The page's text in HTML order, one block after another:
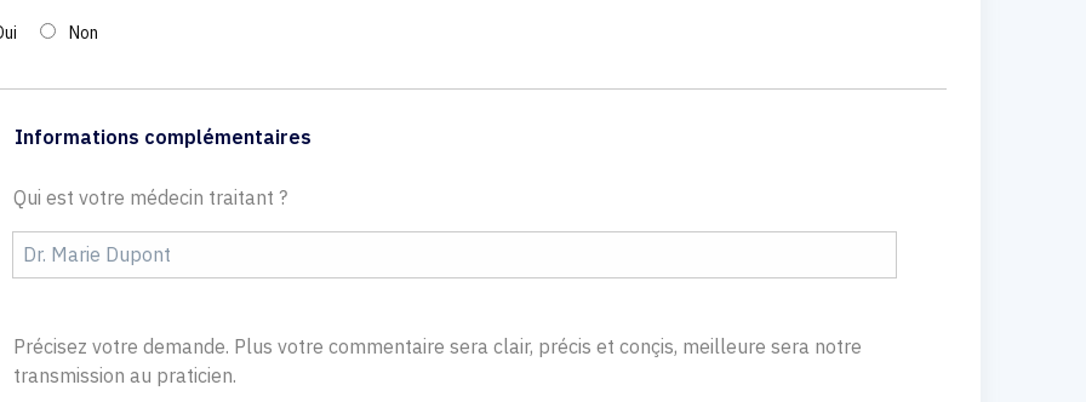
Non
Informations complémentaires
Qui est votre médecin traitant ?
Précisez votre demande. Plus votre commentaire sera clair, précis et conçis, meilleure sera notre
transmission au praticien.